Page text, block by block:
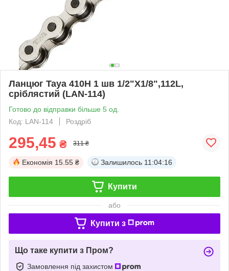
Ланцюг Taya 410H 1 шв 1/2"X1/8",112L,
сріблястий (LAN-114)
Готово до відправки більше 5 од.
Код: LAN-114
Роздріб
295,45 ₴ 311 ₴
Економія 15.55 ₴ Залишилось 11:04:16
Купити
або
Купити з
Що таке купити з Пром?
Замовлення під захистом